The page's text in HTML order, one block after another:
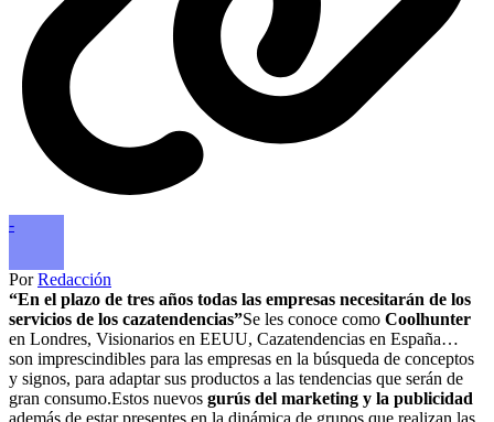
-
PorRedacción
“En el plazo de tres años todas las empresas necesitarán de los
servicios de los cazatendencias”Se les conoce como Coolhunter
en Londres, Visionarios en EEUU, Cazatendencias en España…
son imprescindibles para las empresas en la búsqueda de conceptos
y signos, para adaptar sus productos a las tendencias que serán de
gran consumo.Estos nuevos gurús del marketing y la publicidad
además de estar presentes en la dinámica de grupos que realizan las